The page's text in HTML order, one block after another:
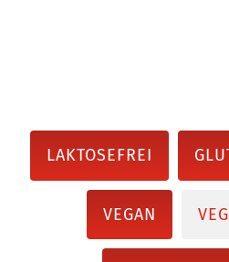
LAKTOSEFREI
VEGAN